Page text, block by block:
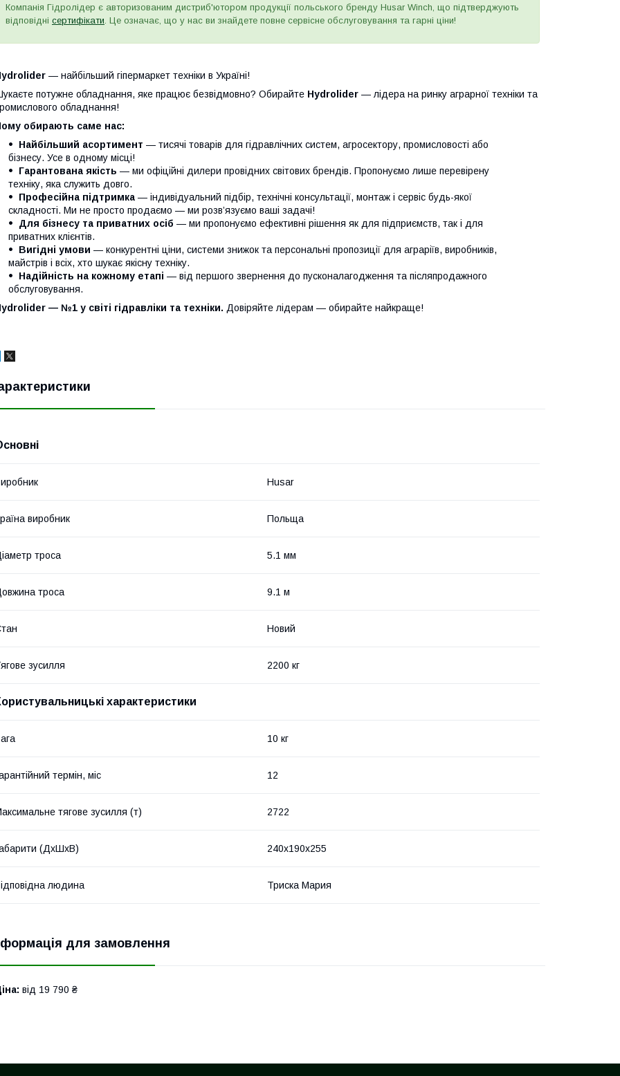
Компанія Гідролідер є авторизованим дистриб'ютором продукції польського бренду Husar Winch, що підтверджують
відповідні сертифікати . Це означає, що у нас ви знайдете повне сервісне обслуговування та гарні ціни!
— найбільший гіпермаркет техніки в Україні!
потужне обладнання, яке працює безвідмовно? Обирайте Hydrolider — лідера на ринку аграрної техніки та
обладнання!
обирають саме нас:
Найбільший асортимент — тисячі товарів для гідравлічних систем, агросектору, промисловості або
бізнесу. Усе в одному місці!
Гарантована якість — ми офіційні дилери провідних світових брендів. Пропонуємо лише перевірену
техніку, яка служить довго.
Професійна підтримка — індивідуальний підбір, технічні консультації, монтаж і сервіс будь-якої
складності. Ми не просто продаємо — ми розв’язуємо ваші задачі!
Для бізнесу та приватних осіб — ми пропонуємо ефективні рішення як для підприємств, так і для
приватних клієнтів.
Вигідні умови — конкурентні ціни, системи знижок та персональні пропозиції для аграріїв, виробників,
майстрів і всіх, хто шукає якісну техніку.
Надійність на кожному етапі — від першого звернення до пусконалагодження та післяпродажного
обслуговування.
— №1 у світі гідравліки та техніки. Довіряйте лідерам — обирайте найкраще!
Husar
виробник Польща
троса 5.1 мм
троса 9.1 м
Новий
зусилля 2200 кг
характеристики
10 кг
термін, міс 12
тягове зусилля (т) 2722
(ДхШхВ) 240х190х255
людина Триска Мария
для замовлення
від 19 790 ₴